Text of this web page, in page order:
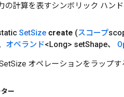
の計算を表すシンボリック ハン
SetSize create (スコープ
オペランド<Long> setShape、
オペレーションをラップ
ー